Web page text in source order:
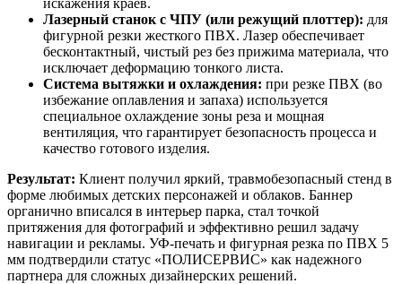
Лазерный станок с ЧПУ (или режущий плоттер): для
фигурной резки жесткого ПВХ. Лазер обеспечивает
бесконтактный, чистый рез без прижима материала, что
исключает деформацию тонкого листа.
Система вытяжки и охлаждения: при резке ПВХ (во
избежание оплавления и запаха) используется
специальное охлаждение зоны реза и мощная
вентиляция, что гарантирует безопасность процесса и
качество готового изделия.
Результат: Клиент получил яркий, травмобезопасный стенд в
форме любимых детских персонажей и облаков. Баннер
органично вписался в интерьер парка, стал точкой
притяжения для фотографий и эффективно решил задачу
навигации и рекламы. УФ-печать и фигурная резка по ПВХ 5
мм подтвердили статус «ПОЛИСЕРВИС» как надежного
партнера для сложных дизайнерских решений.